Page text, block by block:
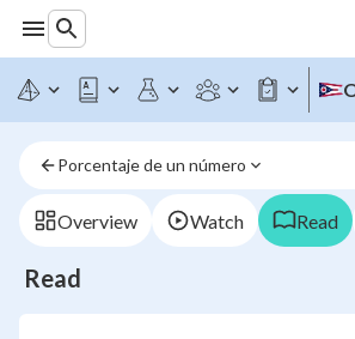
Porcentaje de un número
Overview Watch Read
Read